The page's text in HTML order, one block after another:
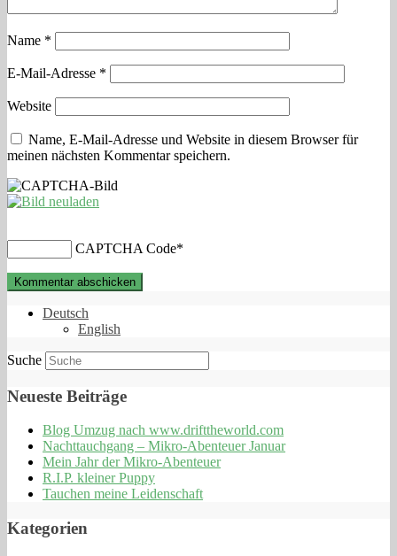
Name *
E-Mail-Adresse *
Website
Name, E-Mail-Adresse und Website in diesem Browser für
meinen nächsten Kommentar speichern.
CAPTCHA Code*
Deutsch
English
Suche
Neueste Beiträge
Blog Umzug nach www.drifttheworld.com
Nachttauchgang – Mikro-Abenteuer Januar
Mein Jahr der Mikro-Abenteuer
R.I.P. kleiner Puppy
Tauchen meine Leidenschaft
Kategorien